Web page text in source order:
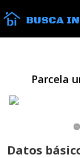
BUSCA
Parcela
Datos